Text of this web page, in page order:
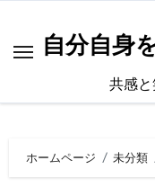
自分自身
共感
ホームページ 未分類